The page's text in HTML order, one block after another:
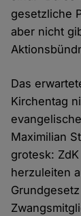
gesetzliche
aber nicht
Das
Kirchentag
Maximilian
grotesk:
herzuleiten